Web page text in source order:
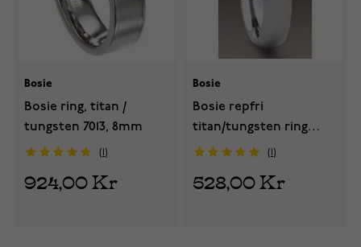
Bosie
Bosie ring, titan /
tungsten 7013, 8mm
924,00 Kr
Bosie
Bosie repfri
titan/tungsten ring
4mm TI&TU023
528,00 Kr